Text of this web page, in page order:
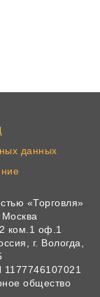
данных
«Торговля»
ком.1 оф.1
г. Вологда,
общество